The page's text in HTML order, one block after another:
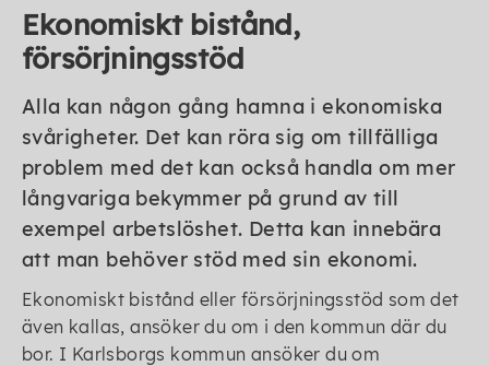
Ekonomiskt bistånd,
försörjningsstöd
Alla kan någon gång hamna i ekonomiska
svårigheter. Det kan röra sig om tillfälliga
problem med det kan också handla om mer
långvariga bekymmer på grund av till
exempel arbetslöshet. Detta kan innebära
att man behöver stöd med sin ekonomi.
Ekonomiskt bistånd eller försörjningsstöd som det
även kallas, ansöker du om i den kommun där du
bor. I Karlsborgs kommun ansöker du om